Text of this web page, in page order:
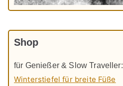
Shop
für Genießer & Slow Traveller:
Winterstiefel für breite Füße